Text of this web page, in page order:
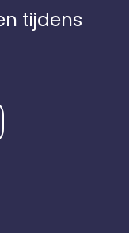
tijdens